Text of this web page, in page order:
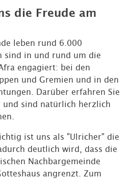
die Freude am
leben rund 6.000
sind in und rund um die
engagiert: bei den
und Gremien und in den
Darüber erfahren Sie
und sind natürlich herzlich
ist uns als "Ulricher" die
deutlich wird, dass die
Nachbargemeinde
angrenzt. Zum